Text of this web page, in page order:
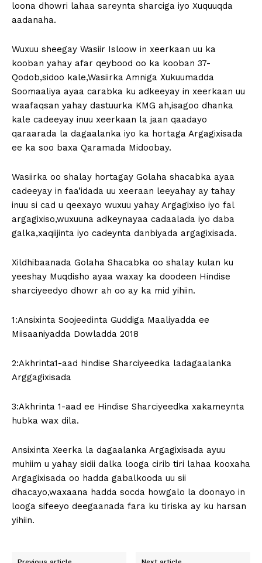
loona dhowri lahaa sareynta sharciga iyo Xuquuqda
aadanaha.
Wuxuu sheegay Wasiir Isloow in xeerkaan uu ka
kooban yahay afar qeybood oo ka kooban 37-
Qodob,sidoo kale,Wasiirka Amniga Xukuumadda
Soomaaliya ayaa carabka ku adkeeyay in xeerkaan uu
waafaqsan yahay dastuurka KMG ah,isagoo dhanka
kale cadeeyay inuu xeerkaan la jaan qaadayo
qaraarada la dagaalanka iyo ka hortaga Argagixisada
ee ka soo baxa Qaramada Midoobay.
Wasiirka oo shalay hortagay Golaha shacabka ayaa
cadeeyay in faa’idada uu xeeraan leeyahay ay tahay
inuu si cad u qeexayo wuxuu yahay Argagixiso iyo fal
argagixiso,wuxuuna adkeynayaa cadaalada iyo daba
galka,xaqiijinta iyo cadeynta danbiyada argagixisada.
Xildhibaanada Golaha Shacabka oo shalay kulan ku
yeeshay Muqdisho ayaa waxay ka doodeen Hindise
sharciyeedyo dhowr ah oo ay ka mid yihiin.
1:Ansixinta Soojeedinta Guddiga Maaliyadda ee
Miisaaniyadda Dowladda 2018
2:Akhrinta1-aad hindise Sharciyeedka ladagaalanka
Arggagixisada
3:Akhrinta 1-aad ee Hindise Sharciyeedka xakameynta
hubka wax dila.
Ansixinta Xeerka la dagaalanka Argagixisada ayuu
muhiim u yahay sidii dalka looga cirib tiri lahaa kooxaha
Argagixisada oo hadda gabalkooda uu sii
dhacayo,waxaana hadda socda howgalo la doonayo in
looga sifeeyo deegaanada fara ku tiriska ay ku harsan
yihiin.